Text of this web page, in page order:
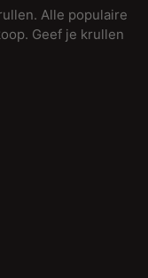
Alle populaire
Geef je krullen